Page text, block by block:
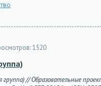
1520
// Образовательные